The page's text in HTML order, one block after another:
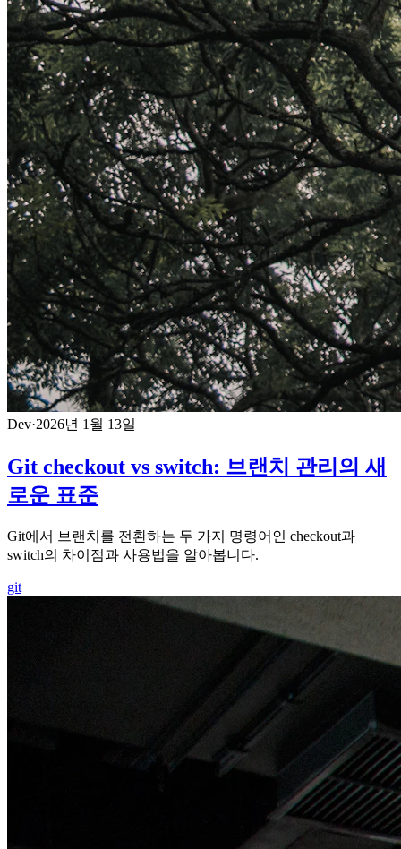
Dev·2026년 1월 13일
Git checkout vs switch: 브랜치 관리의 새
로운 표준
Git에서 브랜치를 전환하는 두 가지 명령어인 checkout과
switch의 차이점과 사용법을 알아봅니다.
git